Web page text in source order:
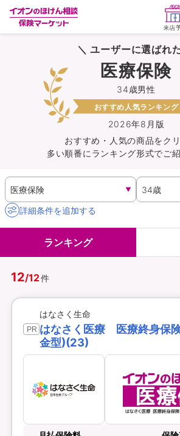
ランキングから探す
保険を比較する
保険会社から探す
イオンカード会員さま
キャンペーン一覧
イオングループ従業員
イオンカード会員
＼ ユーザーに選ばれ
2026年8月版
34歳男性
医療保険
おすすめ人気ランキング
おすすめ・人気の商品をク
多い順番にランキング形式でご紹
詳細条件を追加する
ランキング
12/12件
PR
はなさく生命
はなさく医療 医療終身保
金型)(23)